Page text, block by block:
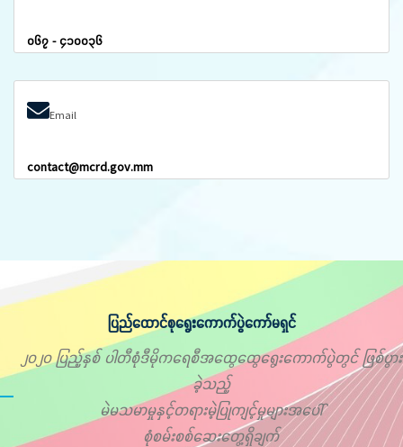
၀၆၇ - ၄၁၀၀၃၆
Email
contact@mcrd.gov.mm
ပြည်ထောင်စုရွေးကောက်ပွဲကော်မရှင်
၂၀၂၀ ပြည့်နှစ် ပါတီစုံဒီမိုကရေစီအထွေထွေရွေးကောက်ပွဲတွင် ဖြစ်ပွား
ခဲ့သည့်
မဲမသမာမှုနှင့်တရားမဲ့ပြုကျင့်မှုများအပေါ်
စုံစမ်းစစ်ဆေးတွေ့ရှိချက်